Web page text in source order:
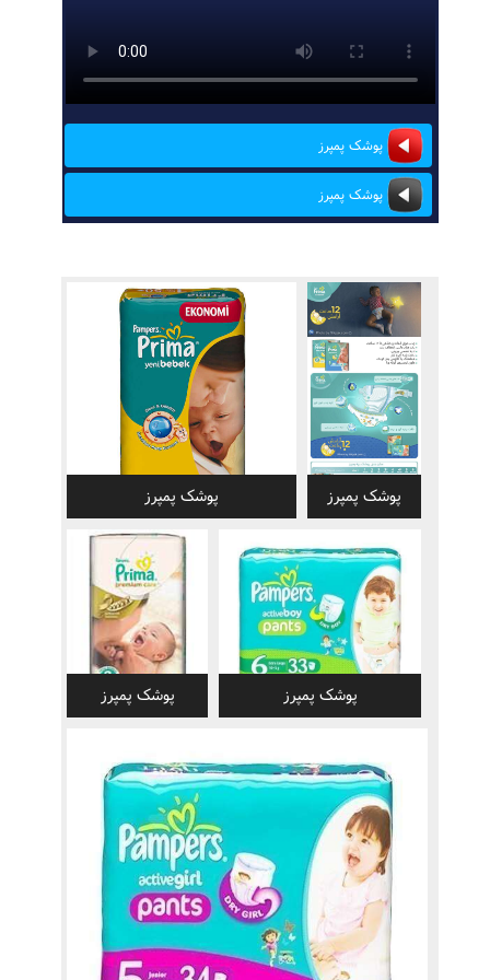
پوشک پمپرز پوشک پمپرز
پوشک پمپرز پوشک پمپرز
پوشک پمپرز
پوشک پمپرز